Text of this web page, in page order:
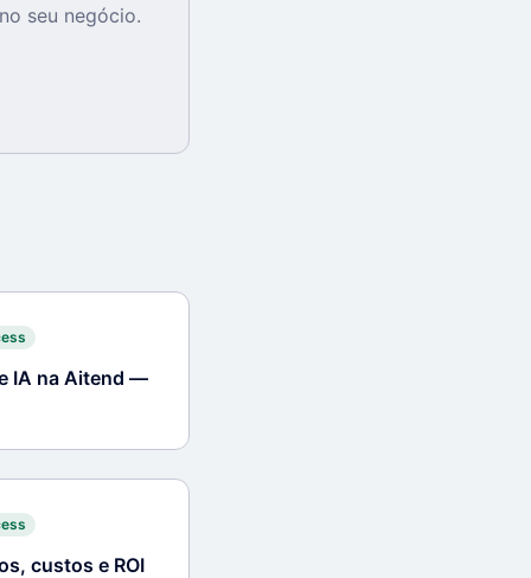
seu negócio.
IA na Aitend —
custos e ROI